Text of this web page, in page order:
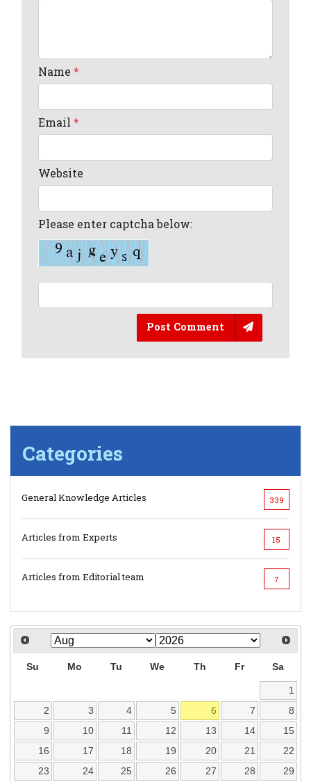
Name*
Email*
Website
Please enter captcha below:
Post Comment
Categories
General Knowledge Articles 339
Articles from Experts 15
Articles from Editorial team 7
Su Mo Tu We Th Fr Sa
1
2
3 4 5 6 7
8
9
10 11 12 13 14
15
16
17 18 19 20 21
22
23
24 25 26 27 28 29